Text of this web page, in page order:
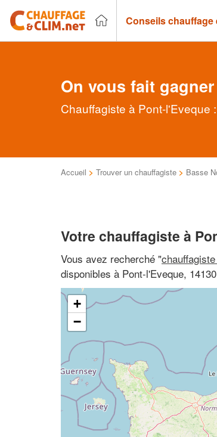
Conseils chauffage
On vous fait
Chauffagiste à Pont-l'Eveque
Accueil > Trouver un chauffagiste > Basse
Votre chauffagiste à
Vous avez recherché "
disponibles à Pont-l'Eveque,
+
−